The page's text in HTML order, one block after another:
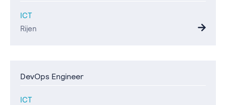
ICT
Rijen
DevOps Engineer
ICT